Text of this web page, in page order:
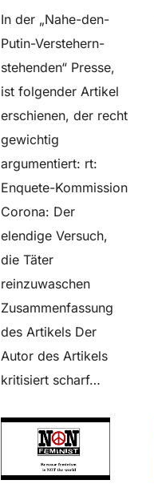
In der „Nahe-den-
Putin-Verstehern-
stehenden“ Presse,
ist folgender Artikel
erschienen, der recht
gewichtig
argumentiert: rt:
Enquete-Kommission
Corona: Der
elendige Versuch,
die Täter
reinzuwaschen
Zusammenfassung
des Artikels Der
Autor des Artikels
kritisiert scharf…